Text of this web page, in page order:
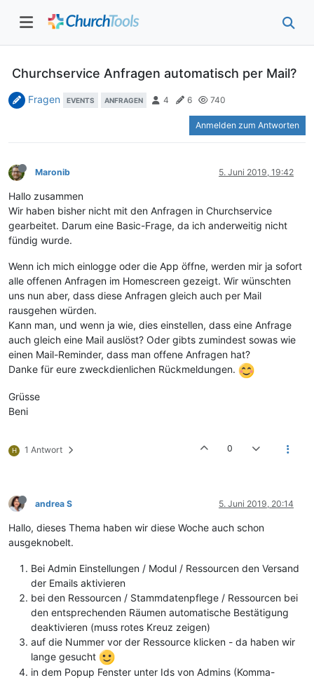
Churchservice Anfragen automatisch per Mail?
Fragen EVENTS ANFRAGEN 4 6 740
Anmelden zum Antworten
Maronib 5. Juni 2019, 19:42
Hallo zusammen
Wir haben bisher nicht mit den Anfragen in Churchservice
gearbeitet. Darum eine Basic-Frage, da ich anderweitig nicht
fündig wurde.
Wenn ich mich einlogge oder die App öffne, werden mir ja sofort
alle offenen Anfragen im Homescreen gezeigt. Wir wünschten
uns nun aber, dass diese Anfragen gleich auch per Mail
rausgehen würden.
Kann man, und wenn ja wie, dies einstellen, dass eine Anfrage
auch gleich eine Mail auslöst? Oder gibts zumindest sowas wie
einen Mail-Reminder, dass man offene Anfragen hat?
Danke für eure zweckdienlichen Rückmeldungen.
Grüsse
Beni
H 1 Antwort 0
andrea S 5. Juni 2019, 20:14
Hallo, dieses Thema haben wir diese Woche auch schon
ausgeknobelt.
Bei Admin Einstellungen / Modul / Ressourcen den Versand
der Emails aktivieren
bei den Ressourcen / Stammdatenpflege / Ressourcen bei
den entsprechenden Räumen automatische Bestätigung
deaktivieren (muss rotes Kreuz zeigen)
auf die Nummer vor der Ressource klicken - da haben wir
lange gesucht
in dem Popup Fenster unter Ids von Admins (Komma-